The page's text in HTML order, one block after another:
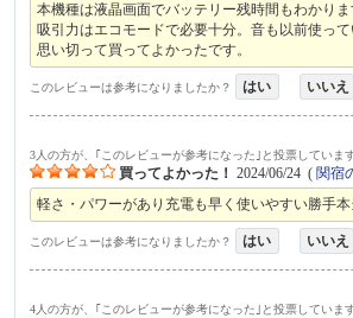
本機種は液晶画面でバッテリー残時間もわかり
吸引力はエコモードで必要十分。音も以前使って
思い切って買ってよかったです。
このレビューは参考になりましたか？ はい いいえ
3人の方が、｢このレビューが参考になった｣と投票しています
買ってよかった！ 2024/06/24 ( 関宿
軽さ・パワーがあり充電も早く使いやすい勝手本
このレビューは参考になりましたか？ はい いいえ
4人の方が、｢このレビューが参考になった｣と投票しています